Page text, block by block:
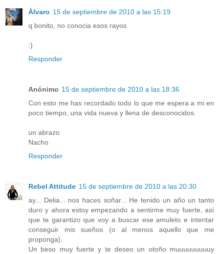
Álvaro 15 de septiembre de 2010 a las 15:19
q bonito, no conocia esos rayos
:)
Responder
Anónimo 15 de septiembre de 2010 a las 18:36
Con esto me has recordado todo lo que me espera a mi en
poco tiempo, una vida nueva y llena de desconocidos.
un abrazo
Nacho
Responder
Rebel Attitude 15 de septiembre de 2010 a las 20:30
ay... Delia... nos haces soñar... He tenido un año un tanto
duro y ahora estoy empezando a sentirme muy fuerte, así
que te garantizo que voy a buscar ese amuleto e intentar
conseguir mis sueños (o al menos aquello que me
proponga).
Un beso muy fuerte y te deseo un otoño muuuuuuuuuy